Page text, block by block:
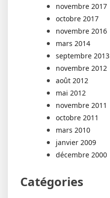
novembre 2017
octobre 2017
novembre 2016
mars 2014
septembre 2013
novembre 2012
août 2012
mai 2012
novembre 2011
octobre 2011
mars 2010
janvier 2009
décembre 2000
Catégories